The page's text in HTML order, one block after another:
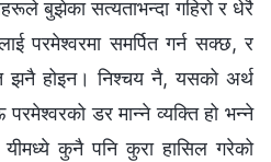
बुझेका सत्यताभन्दा गहिरो र धेरै
समर्पित गर्न सक्छ, र
झनै होइन। निश्चय नै, यसको अर्थ
डर मान्ने व्यक्ति हो भन्ने
कुनै पनि कुरा हासिल गरेको